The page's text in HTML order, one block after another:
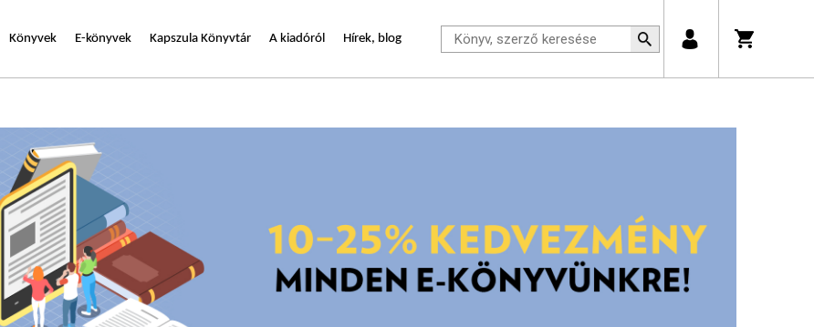
Könyvek E-könyvek Kapszula Könyvtár A kiadóról Hírek, blog